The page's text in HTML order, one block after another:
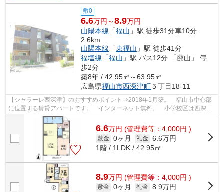
敷0
6.6万円～8.9万円
山陽本線 「福山 」駅 徒歩31分車10分
2.6km
山陽本線 「東福山 」駅 徒歩41分
福塩線 「福山 」駅 バス12分 「蔀山」 停
歩2分
築8年 / 42.95㎡～63.95㎡
広島県福山市西深津町５丁目18-11
【シャラーレ西深津】のおすすめポイント⇒2018年1月築。 福山市中心部
に位置する賃貸アパートです。 インターネット無料。 小学校区は西深津
小学校です。 最寄りのコンビニエンス...
6.6万円 (管理費等：4,000円 )
敷金 0ヶ月 礼金 6.6万円
1階 / 1LDK / 42.95㎡
8.9万円 (管理費等：4,000円 )
敷金 0ヶ月 礼金 8.9万円